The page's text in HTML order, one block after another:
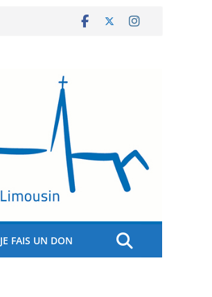
JE FAIS UN DON